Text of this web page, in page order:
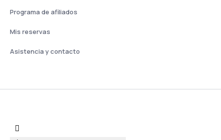
Programa de afiliados
Mis reservas
Asistencia y contacto